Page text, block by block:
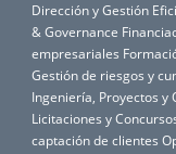
Dirección y Gestión
& Governance
empresariales
Gestión de riesgos y
Ingeniería, Proyectos y
Licitaciones y
captación de clientes